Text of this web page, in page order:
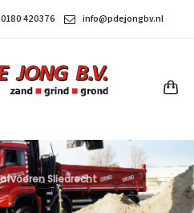
0180 420376 info@pdejongbv.nl
Sliedrecht